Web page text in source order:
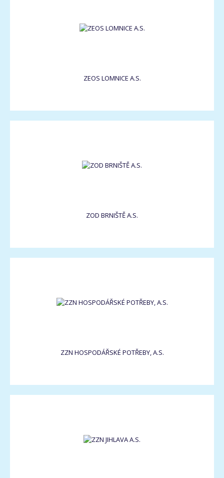
ZEOS LOMNICE A.S.
ZOD BRNIŠTĚ A.S.
ZZN HOSPODÁŘSKÉ POTŘEBY, A.S.